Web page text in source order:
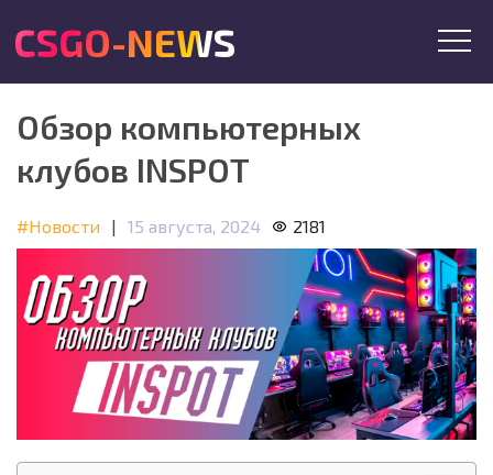
CSGO-NEWS
Обзор компьютерных
клубов INSPOT
#Новости | 15 августа, 2024 2181